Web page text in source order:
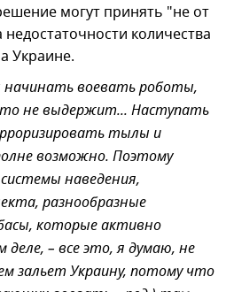
могут принять "не от
количества
Украине.
воевать роботы,
не выдержит... Наступать
тылы и
возможно. Поэтому
наведения,
разнообразные
которые активно
деле, – все это, я думаю, не
зальет Украину, потому что